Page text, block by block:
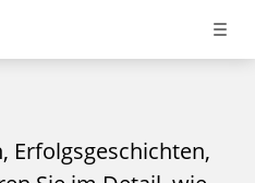
Erfolgsgeschichten,